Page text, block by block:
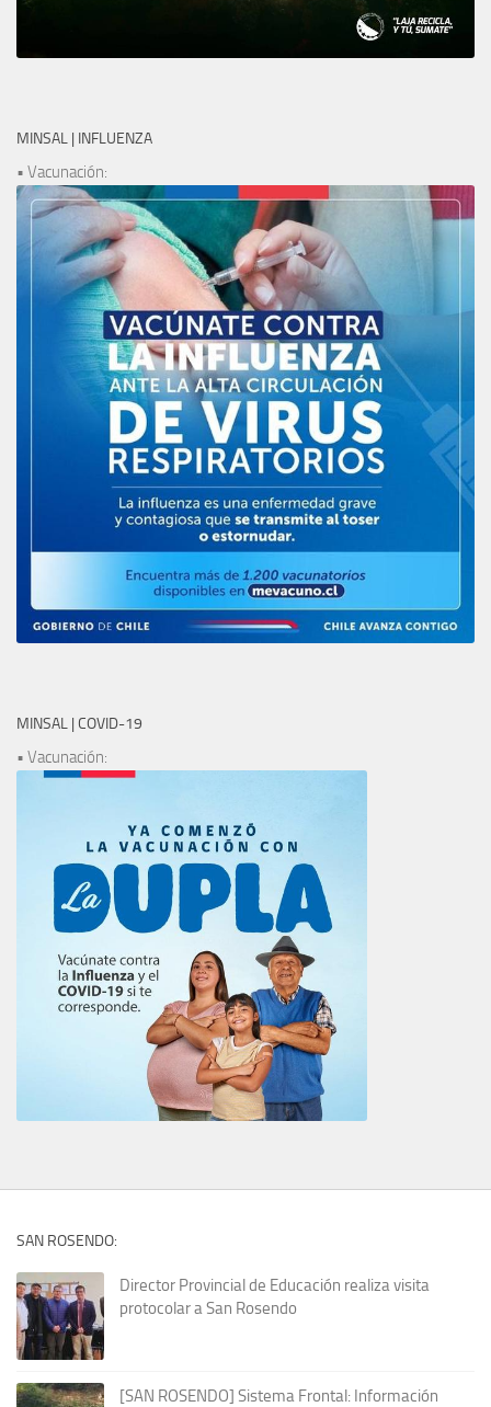
MINSAL | INFLUENZA
• Vacunación:
MINSAL | COVID-19
• Vacunación:
SAN ROSENDO:
Director Provincial de Educación realiza visita
protocolar a San Rosendo
[SAN ROSENDO] Sistema Frontal: Información